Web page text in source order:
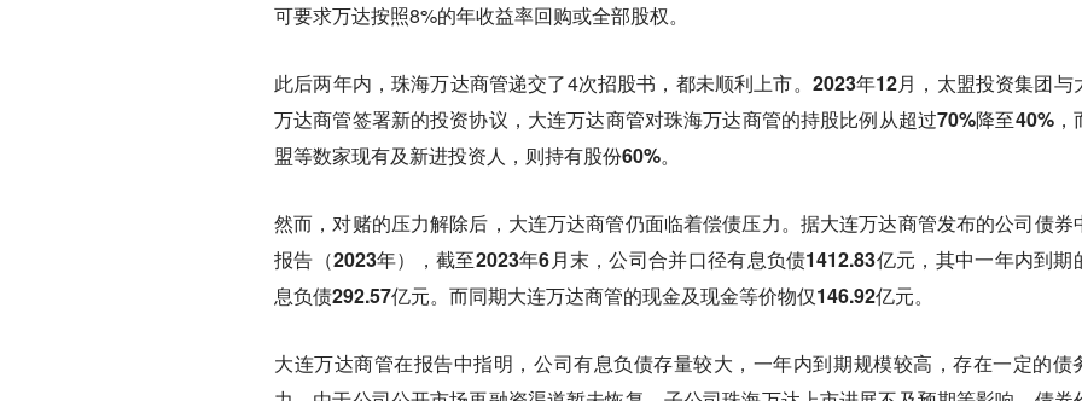
可要求万达按照8%的年收益率回购或全部股权。
此后两年内，珠海万达商管递交了4次招股书，都未顺利上市。 2023年12月，太盟投资集团与
万达商管签署新的投资协议，大连万达商管对珠海万达商管的持股比例从超过70%降至40%，
盟等数家现有及新进投资人，则持有股份60%。
然而，对赌的压力解除后，大连万达商管仍面临着偿债压力。 据大连万达商管发布的公司债券
报告（2023年），截至2023年6月末，公司合并口径有息负债1412.83亿元，其中一年内到期
息负债292.57亿元。而同期大连万达商管的现金及现金等价物仅146.92亿元。
大连万达商管在报告中指明，公司有息负债存量较大，一年内到期规模较高，存在一定的债